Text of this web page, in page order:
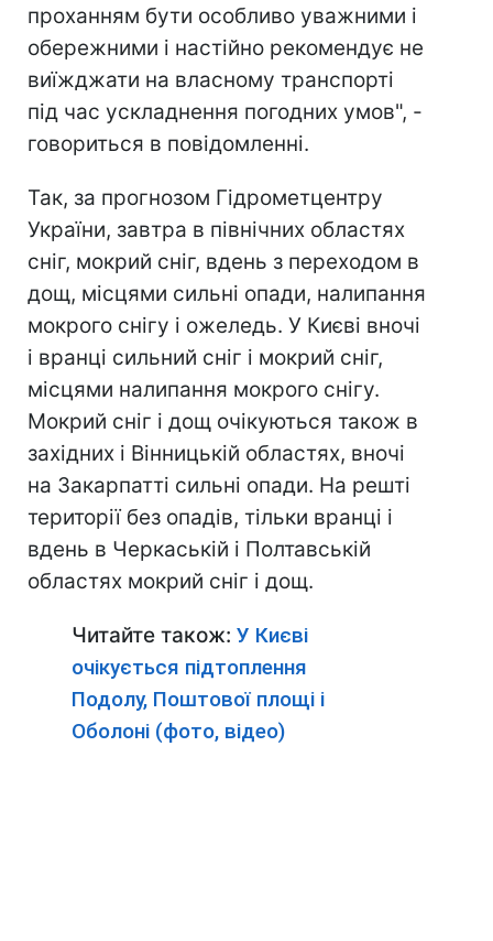
проханням бути особливо уважними і
обережними і настійно рекомендує не
виїжджати на власному транспорті
під час ускладнення погодних умов", -
говориться в повідомленні.
Так, за прогнозом Гідрометцентру
України, завтра в північних областях
сніг, мокрий сніг, вдень з переходом в
дощ, місцями сильні опади, налипання
мокрого снігу і ожеледь. У Києві вночі
і вранці сильний сніг і мокрий сніг,
місцями налипання мокрого снігу.
Мокрий сніг і дощ очікуються також в
західних і Вінницькій областях, вночі
на Закарпатті сильні опади. На решті
території без опадів, тільки вранці і
вдень в Черкаській і Полтавській
областях мокрий сніг і дощ.
Читайте також: У Києві
очікується підтоплення
Подолу, Поштової площі і
Оболоні (фото, відео)